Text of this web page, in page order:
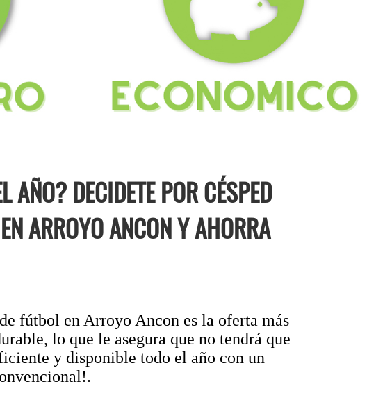
AÑO? DECIDETE POR CÉSPED
ARROYO ANCON Y AHORRA
fútbol en Arroyo Ancon es la oferta más
lo que le asegura que no tendrá que
y disponible todo el año con un